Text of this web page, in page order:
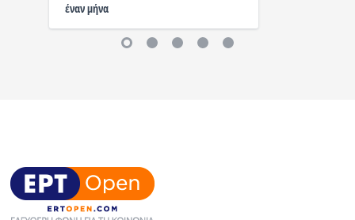
έναν μήνα